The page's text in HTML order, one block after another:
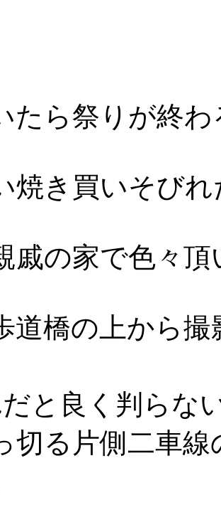
たら祭りが終
焼き買いそびれ
戚の家で色々
道橋の上から
と良く判らな
切る片側二車